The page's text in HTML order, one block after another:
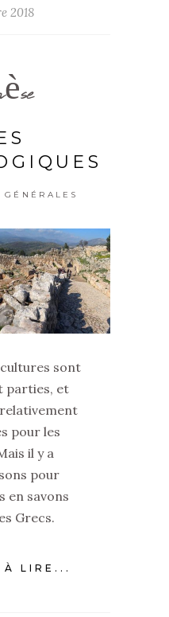
2018
sont
parties, et
pour les
il y a
pour
en savons
Grecs.
À LIRE...